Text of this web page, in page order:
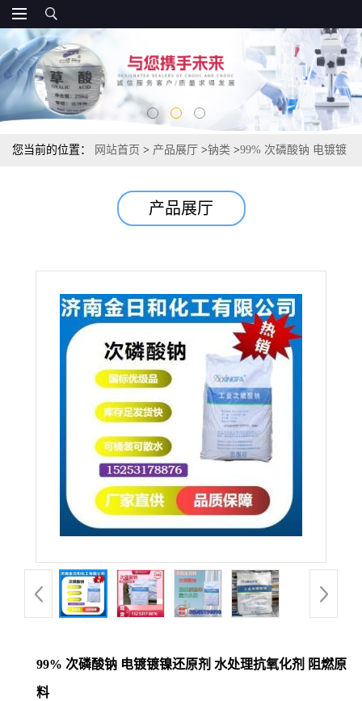
您当前的位置： 网站首页 > 产品展厅 >钠类 >99% 次磷酸钠 电镀镀
产品展厅
99% 次磷酸钠 电镀镀镍还原剂 水处理抗氧化剂 阻燃原
料